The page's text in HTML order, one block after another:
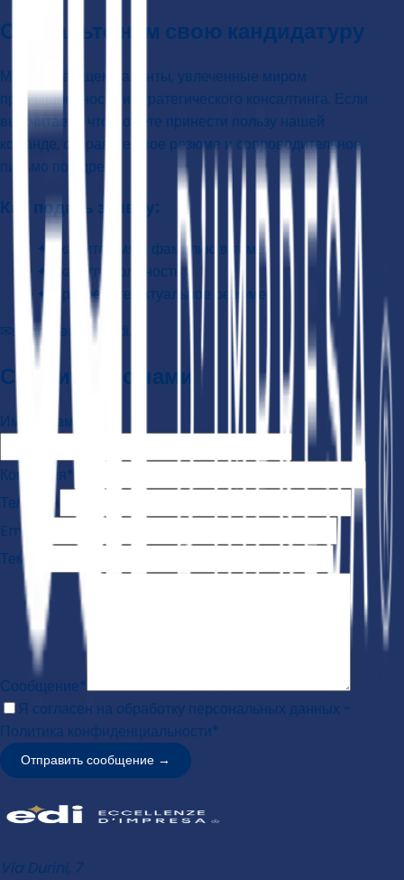
Отправьте нам свою кандидатуру
Мы всегда ищем таланты, увлеченные миром
промышленности и стратегического консалтинга. Если
вы считаете, что можете принести пользу нашей
команде, отправьте свое резюме и сопроводительное
письмо по адресу:
Как подать заявку:
✦
Укажите имя и фамилию в теме
✦
Укажите должность
✦
Прикрепите актуальное резюме
✉segreteria@e-di.it
Свяжитесь с нами
Имя и фамилия*
Компания*
Телефон
Email*
Тема*
Сообщение*
Я согласен на обработку персональных данных -
Политика конфиденциальности*
Отправить сообщение →
Via Durini, 7